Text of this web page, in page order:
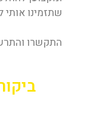
שתזמינו אותי
התקשרו